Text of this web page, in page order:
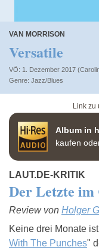
VAN MORRISON
Versatile
VÖ: 1. Dezember 2017
Jazz/Blues
Link zu
Album in
kaufen
LAUT.DE-KRITIK
Der Letzte im
Review von Holger
Keine drei Monate
With The Punches"